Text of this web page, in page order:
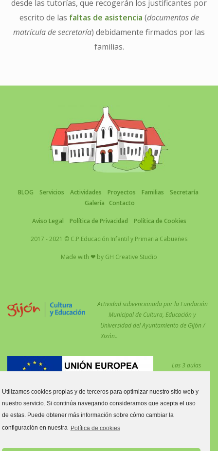
desde las tutorías, que recogerán los justificantes por
escrito de las faltas de asistencia (documentos de
matrícula de secretaría) debidamente firmados por las
familias.
BLOG Servicios Actividades Proyectos Familias
Secretaría
Galería
Contacto
Aviso Legal Política de Privacidad Política de Cookies
2017 - 2021 © C.P.Educación Infantil y Primaria Cabueñes
Made with ❤ by GH Creative Studio
Actividad subvencionada por la Fundación
Municipal de Cultura, Educación y
Universidad del Ayuntamiento de Gijón /
Xixón..
Las 3 aulas
reforzar las
medidas COVID están financiadas por el Fondo Social Europeo.
Estas aulas son:
Utilizamos cookies propias y de terceros para optimizar nuestro sitio web y
nuestro servicio. Si continúa navegando consideramos que acepta el uso
de estas. Puede obtener más información sobre cómo cambiar la
configuración en nuestra Política de cookies